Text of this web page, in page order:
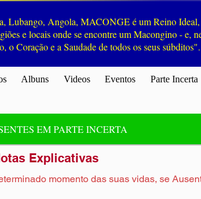
Angola, MACONGE é um Reino Ideal,
e locais onde se encontre um Macongino - e,
o Coração e a Saudade de todos os seus
Albuns Videos Eventos Parte Incerta
EM PARTE INCERTA
Explicativas
momento das suas vidas, se